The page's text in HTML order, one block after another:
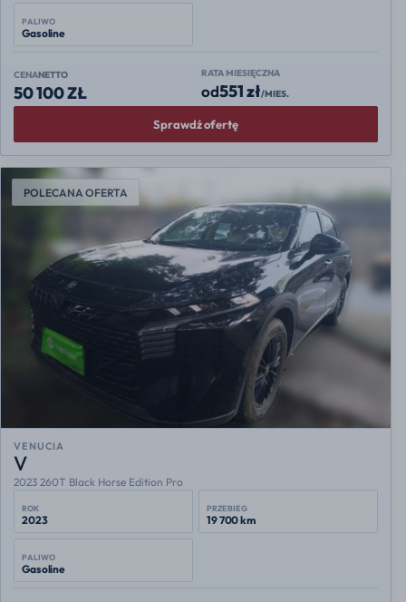
PALIWO
Gasoline
CENANETTO
50 100 ZŁ
RATA MIESIĘCZNA
od551 zł/MIES.
Sprawdź ofertę
POLECANA OFERTA
VENUCIA
V
2023 260T Black Horse Edition Pro
ROK
2023
PRZEBIEG
19 700 km
PALIWO
Gasoline